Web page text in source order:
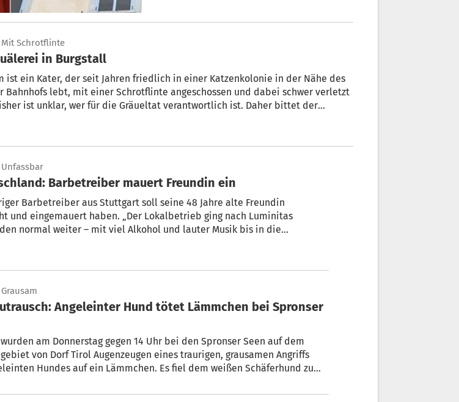
Mit Schrotflinte
in Burgstall
ist ein Kater, der seit Jahren friedlich in einer Katzenkolonie in der Nähe des
Bahnhofs lebt, mit einer Schrotflinte angeschossen und dabei schwer verletzt
ist unklar, wer für die Gräueltat verantwortlich ist. Daher bittet der
Unfassbar
Barbetreiber mauert Freundin ein
Barbetreiber aus Stuttgart soll seine 48 Jahre alte Freundin
und eingemauert haben. „Der Lokalbetrieb ging nach Luminitas
normal weiter – mit viel Alkohol und lauter Musik bis in die
Grausam
am Donnerstag gegen 14 Uhr bei den Spronser Seen auf dem
von Dorf Tirol Augenzeugen eines traurigen, grausamen Angriffs
Hundes auf ein Lämmchen. Es fiel dem weißen Schäferhund zum